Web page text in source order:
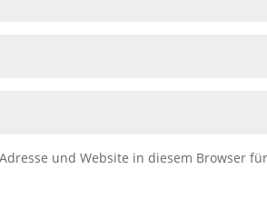
und Website in diesem Browser